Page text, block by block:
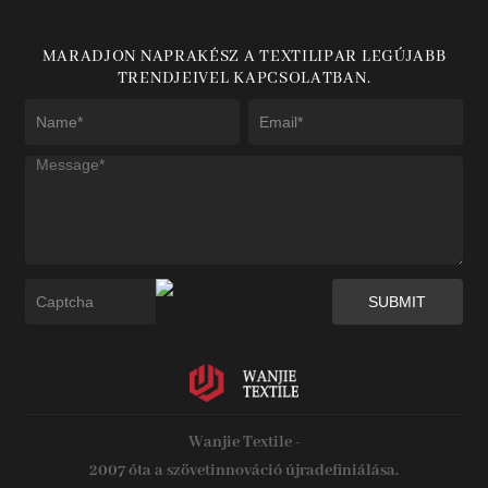
MARADJON NAPRAKÉSZ A TEXTILIPAR LEGÚJABB
TRENDJEIVEL KAPCSOLATBAN.
Wanjie Textile -
2007 óta a szövetinnováció újradefiniálása.